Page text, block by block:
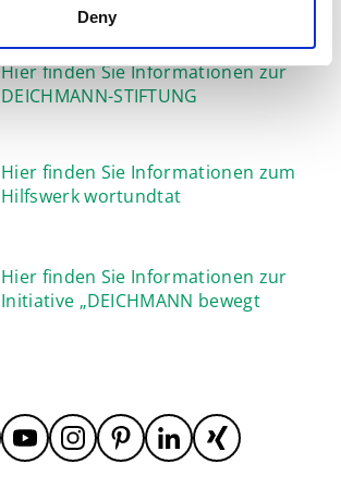
Deny
Hier finden Sie Informationen zur
DEICHMANN-STIFTUNG
Hier finden Sie Informationen zum
Hilfswerk wortundtat
Hier finden Sie Informationen zur
Initiative „DEICHMANN bewegt